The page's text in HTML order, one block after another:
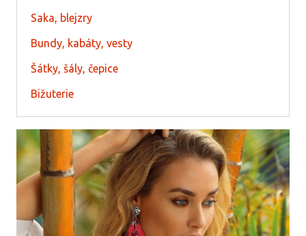
Saka, blejzry
Bundy, kabáty, vesty
Šátky, šály, čepice
Bižuterie